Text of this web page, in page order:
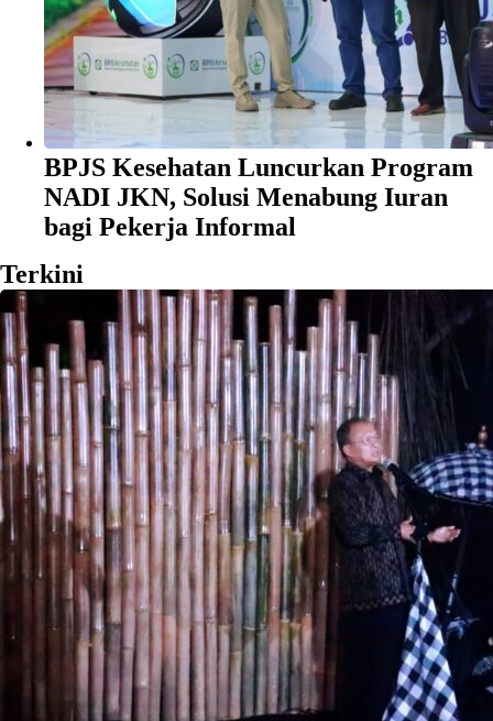
BPJS Kesehatan Luncurkan Program
NADI JKN, Solusi Menabung Iuran
bagi Pekerja Informal
Terkini